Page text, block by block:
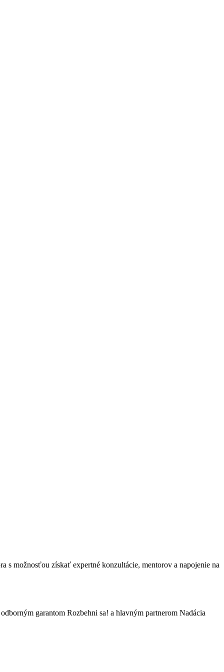
s možnosťou získať expertné konzultácie, mentorov a napojenie na
garantom Rozbehni sa! a hlavným partnerom Nadácia